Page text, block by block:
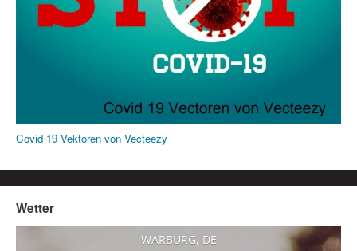
Covid 19 Vektoren von Vecteezy
Wetter
WARBURG, DE